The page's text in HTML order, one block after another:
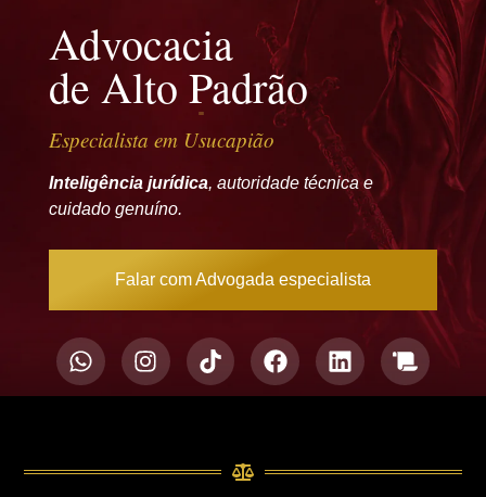
Advocacia
de Alto Padrão
Especialista em Usucapião
Inteligência jurídica, autoridade técnica e
cuidado genuíno.
Falar com Advogada especialista